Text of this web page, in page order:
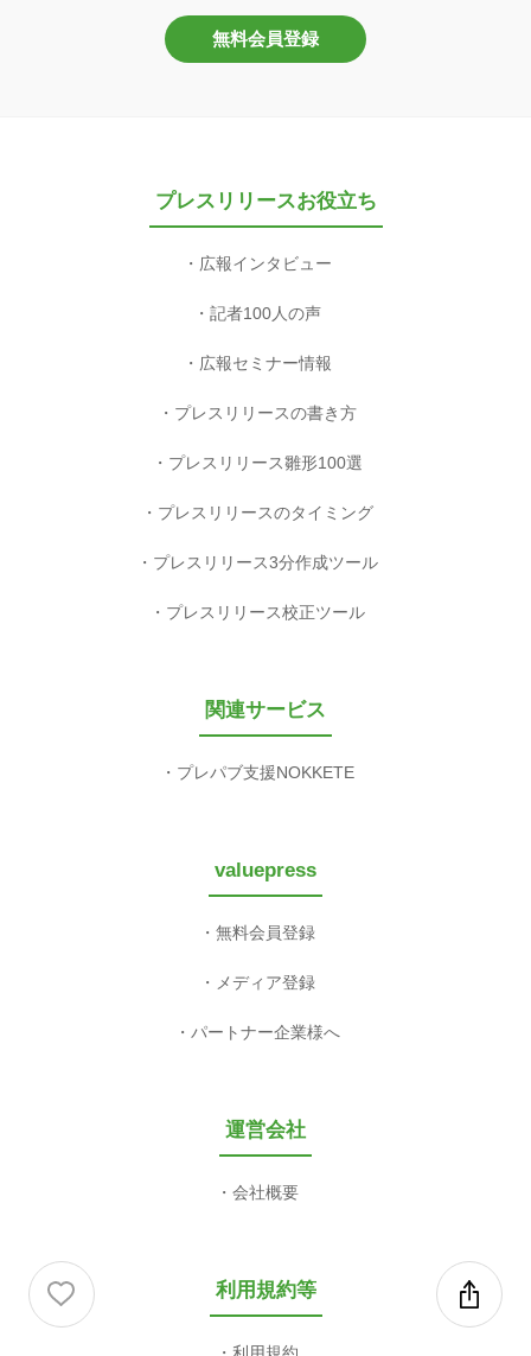
無料会員登録
プレスリリースお役立ち
広報インタビュー
記者100人の声
広報セミナー情報
プレスリリースの書き方
プレスリリース雛形100選
プレスリリースのタイミング
プレスリリース3分作成ツール
プレスリリース校正ツール
関連サービス
プレパブ支援NOKKETE
valuepress
無料会員登録
メディア登録
パートナー企業様へ
運営会社
会社概要
利用規約等